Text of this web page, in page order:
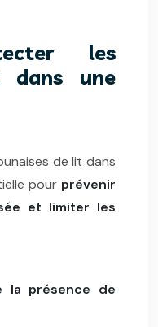
les
dans une
de lit dans
pour prévenir
et limiter les
la présence de